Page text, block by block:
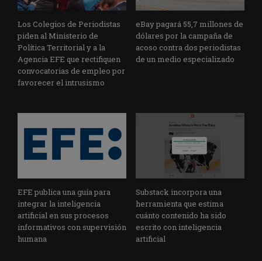
Los Colegios de Periodistas
piden al Ministerio de
Política Territorial y a la
Agencia EFE que rectifiquen
convocatorias de empleo por
favorecer el intrusismo
eBay pagará 55,7 millones de
dólares por la campaña de
acoso contra dos periodistas
de un medio especializado
EFE publica una guía para
integrar la inteligencia
artificial en sus procesos
informativos con supervisión
humana
Substack incorpora una
herramienta que estima
cuánto contenido ha sido
escrito con inteligencia
artificial